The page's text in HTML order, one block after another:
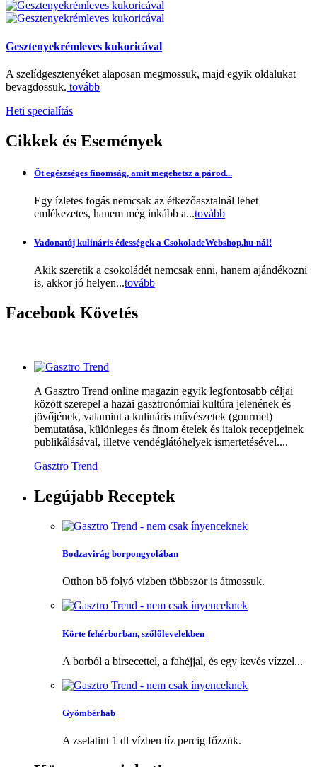
Gesztenyekrémleves kukoricával
A szelídgesztenyéket alaposan megmossuk, majd egyik oldalukat
bevagdossuk. tovább
Heti specialítás
Cikkek és Események
Öt egészséges finomság, amit megehetsz a párod...
Egy ízletes fogás nemcsak az étkezőasztalnál lehet
emlékezetes, hanem még inkább a...tovább
Vadonatúj kulináris édességek a CsokoladeWebshop.hu-nál!
Akik szeretik a csokoládét nemcsak enni, hanem ajándékozni
is, akkor jó helyen...tovább
FacebookKövetés
A Gasztro Trend online magazin egyik legfontosabb céljai
között szerepel a hazai gasztronómiai kultúra jelenének és
jövőjének, valamint a kulináris művészetek (gourmet)
bemutatása, különleges és finom ételek és italok receptjeinek
publikálásával, illetve vendéglátóhelyek ismertetésével....
Gasztro Trend
Legújabb Receptek
Bodzavirág borpongyolában
Otthon bő folyó vízben többször is átmossuk.
Körte fehérborban, szőlőlevelekben
A borból a birsecettel, a fahéjjal, és egy kevés vízzel...
Gyömbérhab
A zselatint 1 dl vízben tíz percig főzzük.